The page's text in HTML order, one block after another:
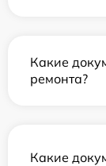
Какие
ремонта?
Какие